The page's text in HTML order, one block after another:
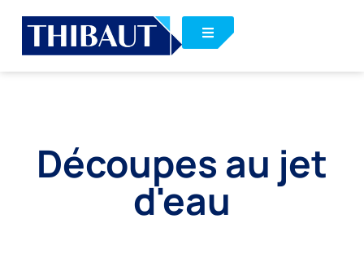
Découpes au jet
d'eau